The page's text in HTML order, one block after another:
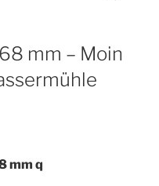
mm – Moin
mm q